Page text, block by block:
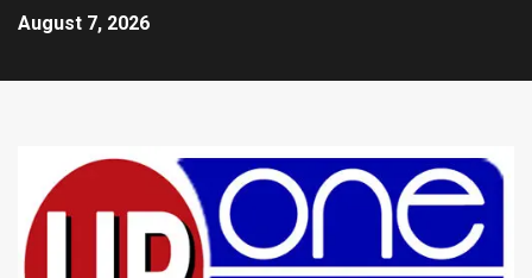
August 7, 2026